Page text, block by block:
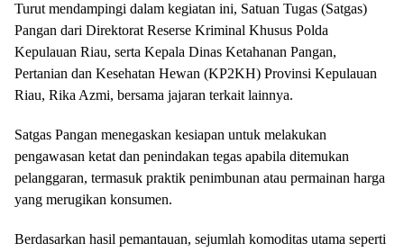
Turut mendampingi dalam kegiatan ini, Satuan Tugas (Satgas)
Pangan dari Direktorat Reserse Kriminal Khusus Polda
Kepulauan Riau, serta Kepala Dinas Ketahanan Pangan,
Pertanian dan Kesehatan Hewan (KP2KH) Provinsi Kepulauan
Riau, Rika Azmi, bersama jajaran terkait lainnya.
Satgas Pangan menegaskan kesiapan untuk melakukan
pengawasan ketat dan penindakan tegas apabila ditemukan
pelanggaran, termasuk praktik penimbunan atau permainan harga
yang merugikan konsumen.
Berdasarkan hasil pemantauan, sejumlah komoditas utama seperti